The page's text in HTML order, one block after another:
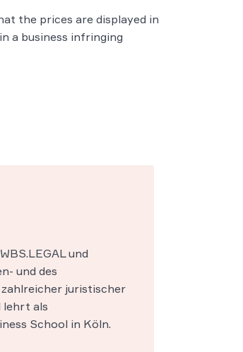
the prices are displayed in
a business infringing
und
und des
juristischer
lehrt als
School in Köln.